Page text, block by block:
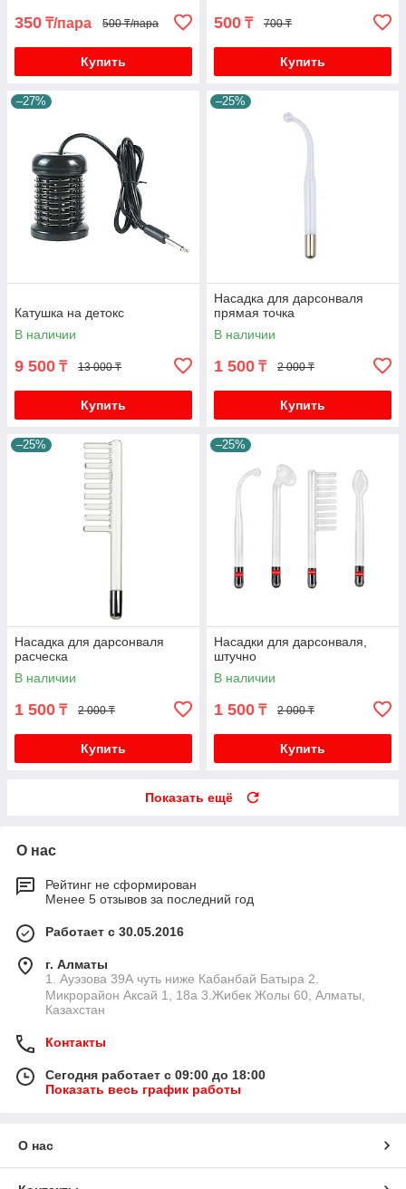
350 ₸/пара 500 ₸/пара
Купить
500 ₸ 700 ₸
Купить
–27%
Катушка на детокс
В наличии
9 500 ₸ 13 000 ₸
Купить
–25%
Насадка для дарсонваля
прямая точка
В наличии
1 500 ₸ 2 000 ₸
Купить
–25%
Насадка для дарсонваля
расческа
В наличии
1 500 ₸ 2 000 ₸
Купить
–25%
Насадки для дарсонваля,
штучно
В наличии
1 500 ₸ 2 000 ₸
Купить
Показать ещё
О нас
Рейтинг не сформирован
Менее 5 отзывов за последний год
Работает с 30.05.2016
г. Алматы
1. Ауэзова 39А чуть ниже Кабанбай Батыра ㅤㅤㅤㅤㅤㅤㅤㅤㅤㅤㅤㅤㅤㅤ2. ​
Микрорайон Аксай 1, 18а 3.Жибек Жолы 60, Алматы,
Казахстан
Контакты
Сегодня работает с 09:00 до 18:00
Показать весь график работы
О нас